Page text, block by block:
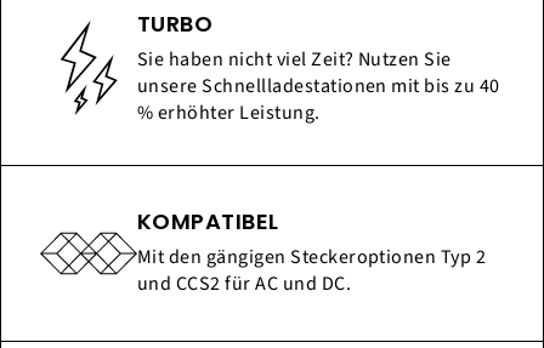
TURBO
Sie haben nicht viel Zeit? Nutzen Sie
unsere Schnellladestationen mit bis zu 40
% erhöhter Leistung.
KOMPATIBEL
Mit den gängigen Steckeroptionen Typ 2
und CCS2 für AC und DC.